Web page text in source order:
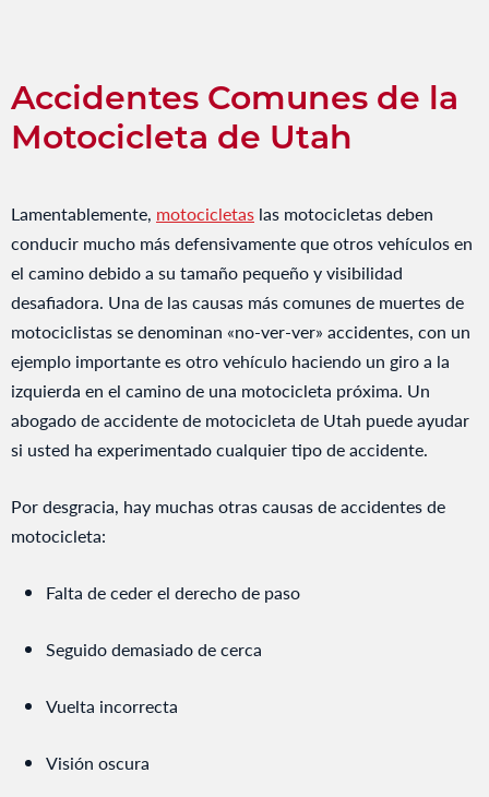
Accidentes Comunes de la
Motocicleta de Utah
Lamentablemente, motocicletas las motocicletas deben
conducir mucho más defensivamente que otros vehículos en
el camino debido a su tamaño pequeño y visibilidad
desafiadora. Una de las causas más comunes de muertes de
motociclistas se denominan «no-ver-ver» accidentes, con un
ejemplo importante es otro vehículo haciendo un giro a la
izquierda en el camino de una motocicleta próxima. Un
abogado de accidente de motocicleta de Utah puede ayudar
si usted ha experimentado cualquier tipo de accidente.
Por desgracia, hay muchas otras causas de accidentes de
motocicleta:
Falta de ceder el derecho de paso
Seguido demasiado de cerca
Vuelta incorrecta
Visión oscura